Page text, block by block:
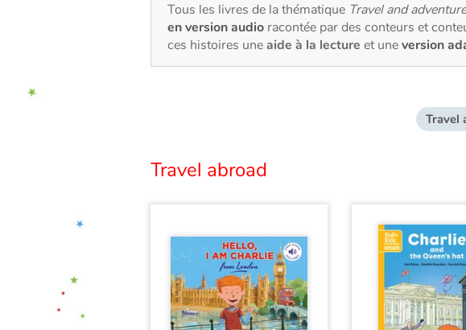
Tous les livres de la thématique Travel and adventure
en version audio racontée par des conteurs et
ces histoires uneaide à la lecture et uneversion
Travel
Travel abroad